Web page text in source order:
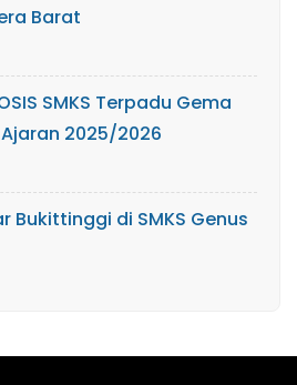
Barat
SMKS Terpadu Gema
2025/2026
Bukittinggi di SMKS Genus